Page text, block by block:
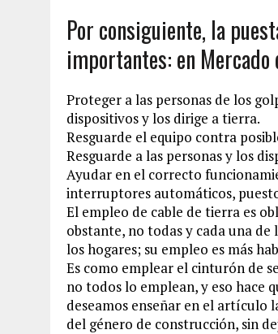
Por consiguiente, la
importantes: en Mercado
Proteger a las personas de los
dispositivos y los dirige a tierra.
Resguarde el equipo contra
Resguarde a las personas y los
Ayudar en el correcto
interruptores automáticos,
El empleo de cable de tierra es
obstante, no todas y cada una
los hogares; su empleo es más
Es como emplear el cinturón de
no todos lo emplean, y eso hace
deseamos enseñar en el artículo
del género de construcción, sin